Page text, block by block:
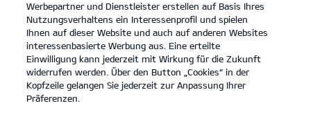
Werbepartner und Dienstleister erstellen auf Basis Ihres
Nutzungsverhaltens ein Interessenprofil und spielen
Ihnen auf dieser Website und auch auf anderen Websites
interessenbasierte Werbung aus. Eine erteilte
Einwilligung kann jederzeit mit Wirkung für die Zukunft
widerrufen werden. Über den Button „Cookies“ in der
Kopfzeile gelangen Sie jederzeit zur Anpassung Ihrer
Präferenzen.